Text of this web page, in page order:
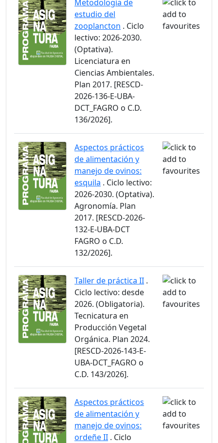
Metodología de
estudio del
zooplancton . Ciclo
lectivo: 2026-2030.
(Optativa).
Licenciatura en
Ciencias Ambientales.
Plan 2017. [RESCD-
2026-136-E-UBA-
DCT_FAGRO o C.D.
136/2026].
Aspectos prácticos
de alimentación y
manejo de ovinos:
esquila . Ciclo lectivo:
2026-2030. (Optativa).
Agronomía. Plan
2017. [RESCD-2026-
132-E-UBA-DCT
FAGRO o C.D.
132/2026].
Taller de práctica II .
Ciclo lectivo: desde
2026. (Obligatoria).
Tecnicatura en
Producción Vegetal
Orgánica. Plan 2024.
[RESCD-2026-143-E-
UBA-DCT_FAGRO o
C.D. 143/2026].
Aspectos prácticos
de alimentación y
manejo de ovinos:
ordeñe II . Ciclo